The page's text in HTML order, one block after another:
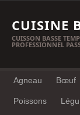
CUISINE
CUISSON BASSE
PROFESSIONNEL
Agneau Bœuf
Poissons